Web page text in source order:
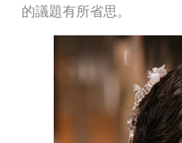
的議題有所省思。